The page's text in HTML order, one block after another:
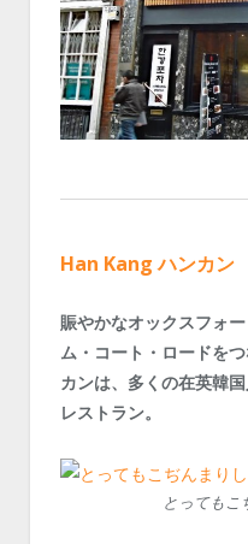
Han Kang ハンカン
賑やかなオックスフォ
ム・コート・ロードを
カンは、多くの在英韓
レストラン。
とってもこ